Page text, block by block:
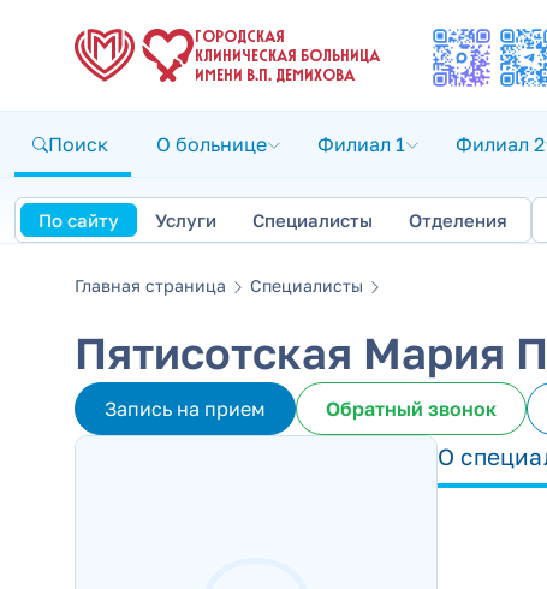
ГОРОДСКАЯ
КЛИНИЧЕСКАЯ БОЛЬНИЦА
ИМЕНИ В.П. ДЕМИХОВА
Поиск О больнице Филиал 1 Филиал 2
По сайту Услуги Специалисты Отделения
Главная страница Специалисты
Пятисотская Мария
Запись на прием Обратный звонок
О